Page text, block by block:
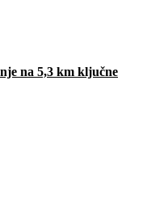
na 5,3 km ključne